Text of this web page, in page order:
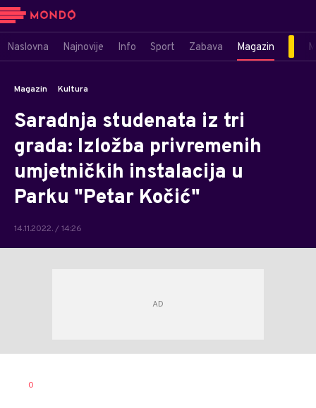
Naslovna Najnovije Info Sport Zabava Magazin
Magazin Kultura
Saradnja studenata iz tri
grada: Izložba privremenih
umjetničkih instalacija u
Parku "Petar Kočić"
14.11.2022. / 14:26
AUTOR
0